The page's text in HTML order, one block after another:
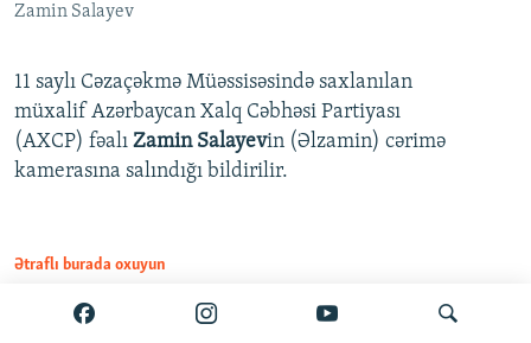
Zamin Salayev
11 saylı Cəzaçəkmə Müəssisəsində saxlanılan
müxalif Azərbaycan Xalq Cəbhəsi Partiyası
(AXCP) fəalı Zamin Salayevin (Əlzamin) cərimə
kamerasına salındığı bildirilir.
Ətraflı burada oxuyun